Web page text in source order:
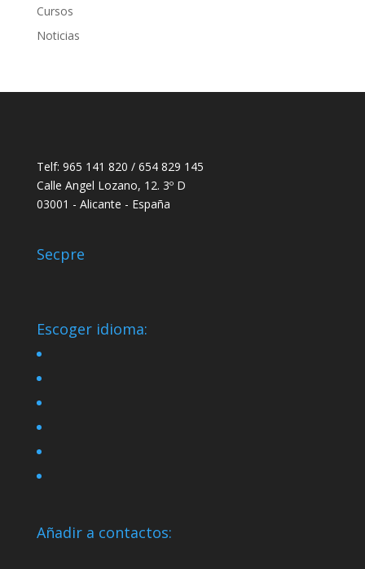
Cursos
Noticias
Telf: 965 141 820 / 654 829 145
Calle Angel Lozano, 12. 3º D
03001 - Alicante - España
Secpre
Escoger idioma:
Añadir a contactos: